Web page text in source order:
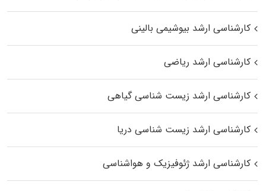
کارشناسی ارشد بیوشیمی بالینی
کارشناسی ارشد ریاضی
کارشناسی ارشد زیست‌ شناسی گیاهی
کارشناسی ارشد زیست‌ شناسی دریا
کارشناسی ارشد ژئوفیزیک و هواشناسی